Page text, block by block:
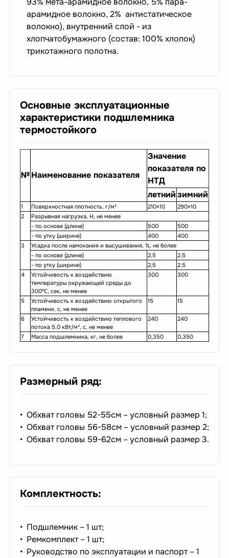
арамидное волокно, 2% антистатическое
волокно), внутренний слой - из
хлопчатобумажного (состав: 100% хлопок)
трикотажного полотна.
Основные эксплуатационные
характеристики подшлемника
термостойкого
№Наименование показателя
Значение
показателя по
НТД
летнийзимний
1 Поверхностная плотность, г/м² 210±10
290±10
2
Разрывная нагрузка, Н, не менее
- по основе (длине)
500
500
- по утку (ширине)
400
400
3
Усадка после намокания и высушивания, %, не более
- по основе (длине)
2,5
2,5
- по утку (ширине)
2,5
2,5
4
Устойчивость к воздействию
температуры окружающей среды до
300℃, сек, не менее
300 300
5
Устойчивость к воздействию открытого
пламени, с, не менее
15 15
6
Устойчивость к воздействию теплового
потока 5,0 кВт/м², с, не менее
240 240
7 Масса подшлемника, кг, не более 0,350 0,350
Размерный ряд:
Обхват головы 52-55см – условный размер 1;
Обхват головы 56-58см – условный размер 2;
Обхват головы 59-62см – условный размер 3.
Комплектность:
Подшлемник – 1 шт;
Ремкомплект – 1 шт;
Руководство по эксплуатации и паспорт – 1